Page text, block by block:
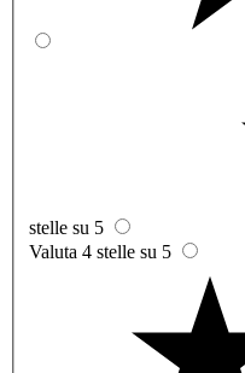
stelle su 5
Valuta 4 stelle su 5